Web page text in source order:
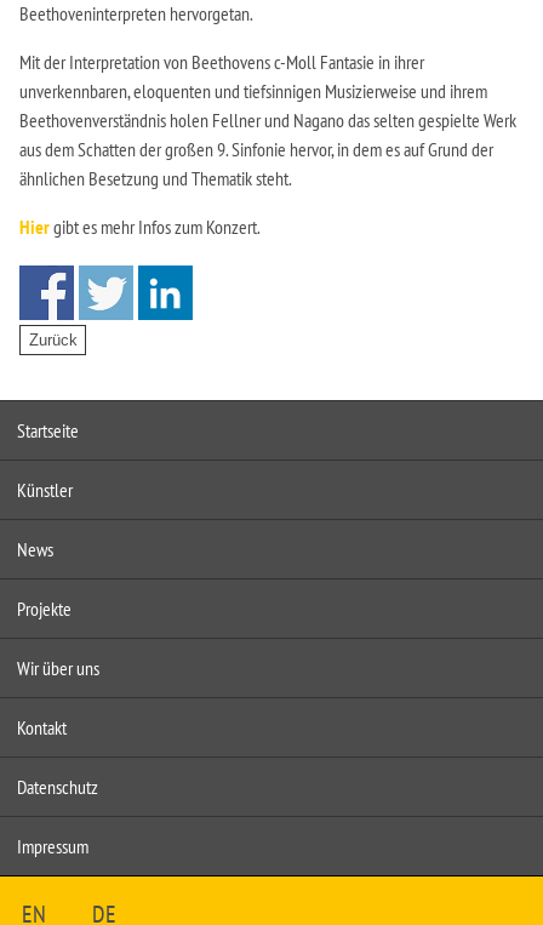
Beethoveninterpreten hervorgetan.
Mit der Interpretation von Beethovens c-Moll Fantasie in ihrer
unverkennbaren, eloquenten und tiefsinnigen Musizierweise und ihrem
Beethovenverständnis holen Fellner und Nagano das selten gespielte Werk
aus dem Schatten der großen 9. Sinfonie hervor, in dem es auf Grund der
ähnlichen Besetzung und Thematik steht.
Hiergibt es mehr Infos zum Konzert.
Startseite
Künstler
News
Projekte
Wir über uns
Kontakt
Datenschutz
Impressum
EN DE